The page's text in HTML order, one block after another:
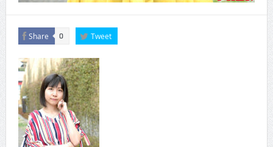
Share 0 Tweet